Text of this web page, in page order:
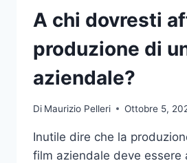
NELLE
SCOMMESSE
SPORTIVE
ONLINE
A chi dovresti
produzione di
aziendale?
Di Maurizio Pelleri Ottobre 5,
Inutile dire che la
film aziendale deve essere